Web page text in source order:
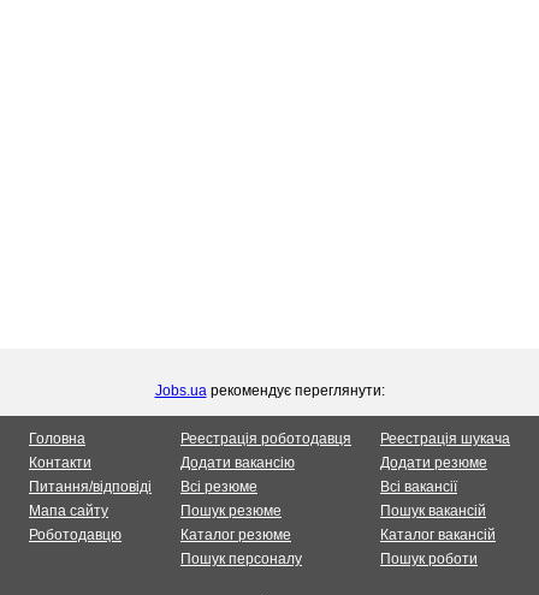
Jobs.uaрекомендує переглянути:
Головна
Контакти
Питання/відповіді
Мапа сайту
Роботодавцю
Реестрація роботодавця
Додати вакансію
Всі резюме
Пошук резюме
Каталог резюме
Пошук персоналу
Реестрація шукача
Додати резюме
Всі вакансії
Пошук вакансій
Каталог вакансій
Пошук роботи